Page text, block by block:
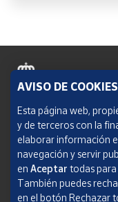
Política de cookies
Aviso legal
Condiciones del servicio
Política de Privacidad
AVISO DE COOKIES
Esta página web,
y de terceros con la
elaborar información
navegación y servir
en Aceptar todas
También puedes
en el botón Rechazar